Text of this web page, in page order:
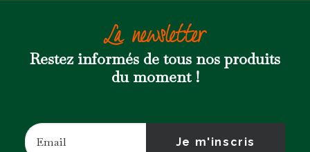
La newsletter
Restez informés de tous nos produits
du moment !